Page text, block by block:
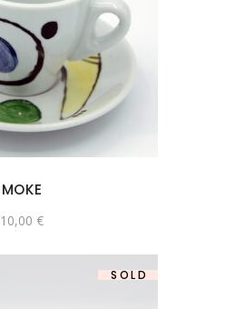
MOKE
10,00 €
SOLD